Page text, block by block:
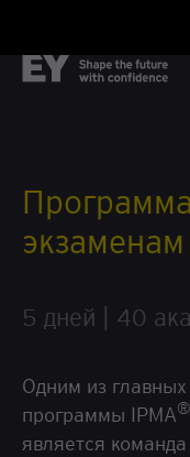
5 дней | 40
Одним из
программы IPMA®
является